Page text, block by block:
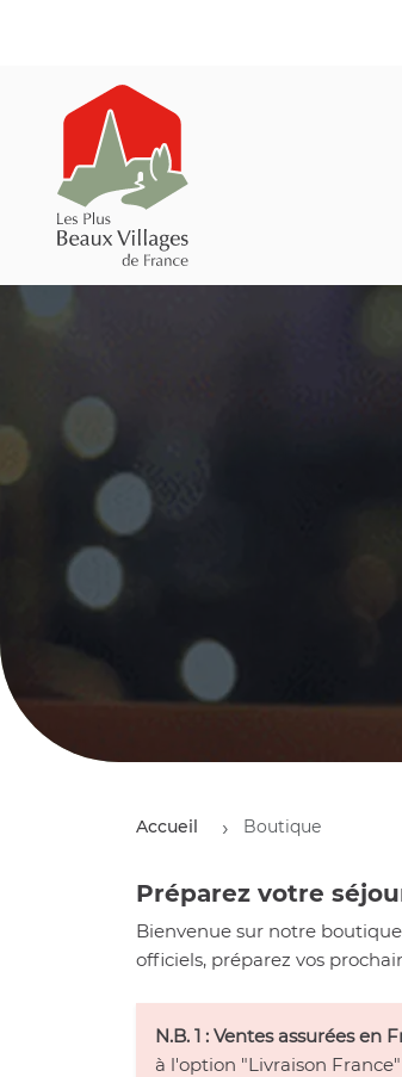
Accueil Boutique
Préparez votre
Bienvenue sur notre
officiels, préparez vos
N.B. 1 : Ventes assurées
à l'option "Livraison